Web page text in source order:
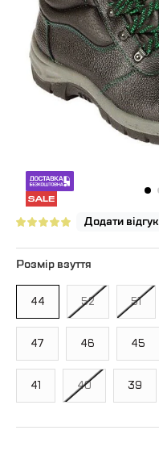
Додати відгук
Розмір взуття
44 52 51
47 46 45
41 40 39